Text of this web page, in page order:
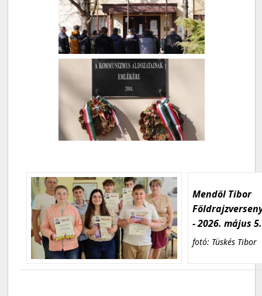
Mendöl Tibor
- 2026. május 5.
fotó: Tüskés Tibor